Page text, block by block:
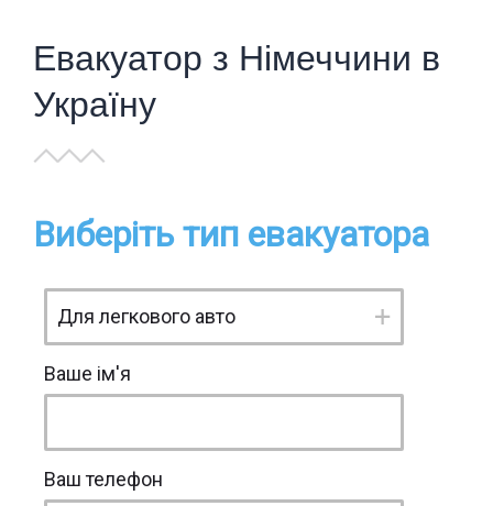
Евакуатор з Німеччини в
Україну
Виберіть тип евакуатора
Ваше ім'я
Ваш телефон